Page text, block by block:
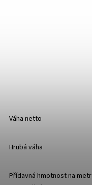
Váha netto​
Hrubá váha​
Přídavná hmotnost na metr